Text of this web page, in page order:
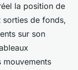
la position de
sorties de fonds,
sur son
mouvements